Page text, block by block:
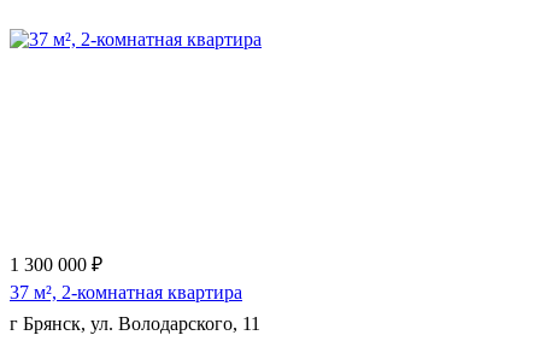
1 300 000 ₽
37 м², 2-комнатная квартира
г Брянск, ул. Володарского, 11